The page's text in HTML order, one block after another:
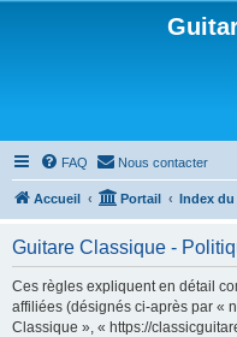
FAQ Nous contacter
Accueil Portail Index
Guitare Classique -
Ces règles expliquent en détail
affiliées (désignés ci-après par «
Classique », « https://